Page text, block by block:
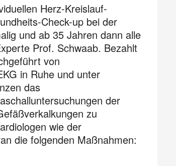
Herz-Kreislauf-
Check-up bei der
und ab 35 Jahren dann alle
Prof. Schwaab. Bezahlt
von
in Ruhe und unter
das
der
zu
wie der
die folgenden Maßnahmen: